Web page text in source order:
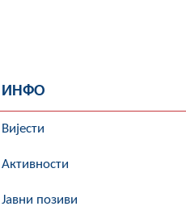
ИНФО
Вијести
Активности
Јавни позиви